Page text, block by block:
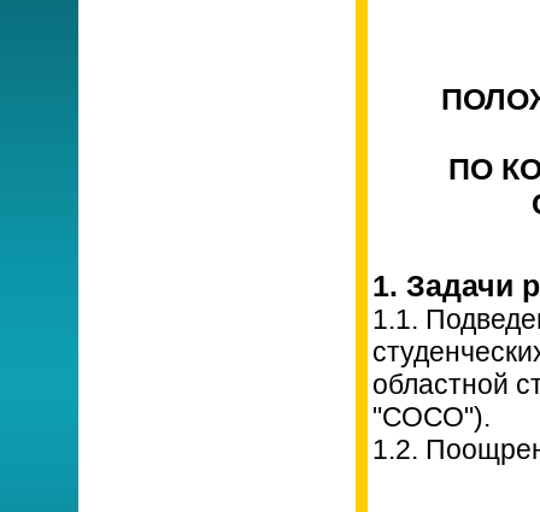
ПО
1. Задачи
1.1.
областной
"СОСО").
1.2.